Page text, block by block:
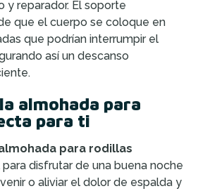
y reparador. El soporte
que el cuerpo se coloque en
que podrían interrumpir el
así un descanso
almohada para
para ti
para rodillas
disfrutar de una buena noche
o aliviar el dolor de espalda y